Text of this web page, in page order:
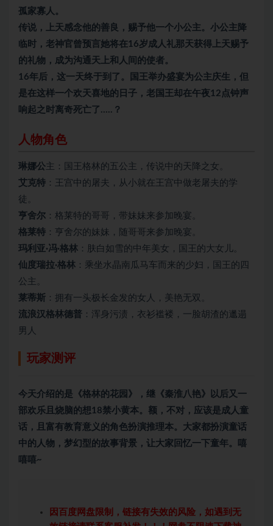
孤家寡人。
传说，上天感念他的善良，赐予他一个小公主。小公主降
临时，老神官曾预言她将在16岁成人礼那天获得上天赐予
的礼物，成为沟通天上和人间的使者。
16年后，这一天终于到了。国王举办盛宴为公主庆生，但
是在这样一个欢天喜地的日子，老国王却在午夜12点钟声
响起之时离奇死亡了…..？
人物角色
琳娜公主：国王格林的五公主，传说中的天降之女。
艾克特 ：王宫中的屠夫，从小就在王宫中做老屠夫的学
徒。
亨舍尔 ：格莱特的哥哥，带妹妹来参加晚宴。
格莱特 ：亨舍尔的妹妹，随哥哥来参加晚宴。
玛利亚·冯·格林 ：肤白如雪的中年美女，国王的大女儿。
仙度瑞拉·格林 ：乘坐水晶南瓜马车而来的少妇，国王的四
公主。
莱蒂斯 ：拥有一头极长金发的女人，美艳无双。
流浪汉格林德普 ：浑身污渍，衣衫褴褛，一脸胡渣的邋遢
男人
玩家测评
今天介绍的是《格林的花园》，继《秦淮八艳》以后又一
部欢乐且烧脑的想18禁小黄本。额，不对，应该是成人童
话，且富有教育意义的角色扮演推理本。大家都扮演童话
中的人物，梦幻型的故事背景，让大家回忆一下童年。嘻
嘻嘻~
因百度网盘限制，链接有失效的风险，如遇到无